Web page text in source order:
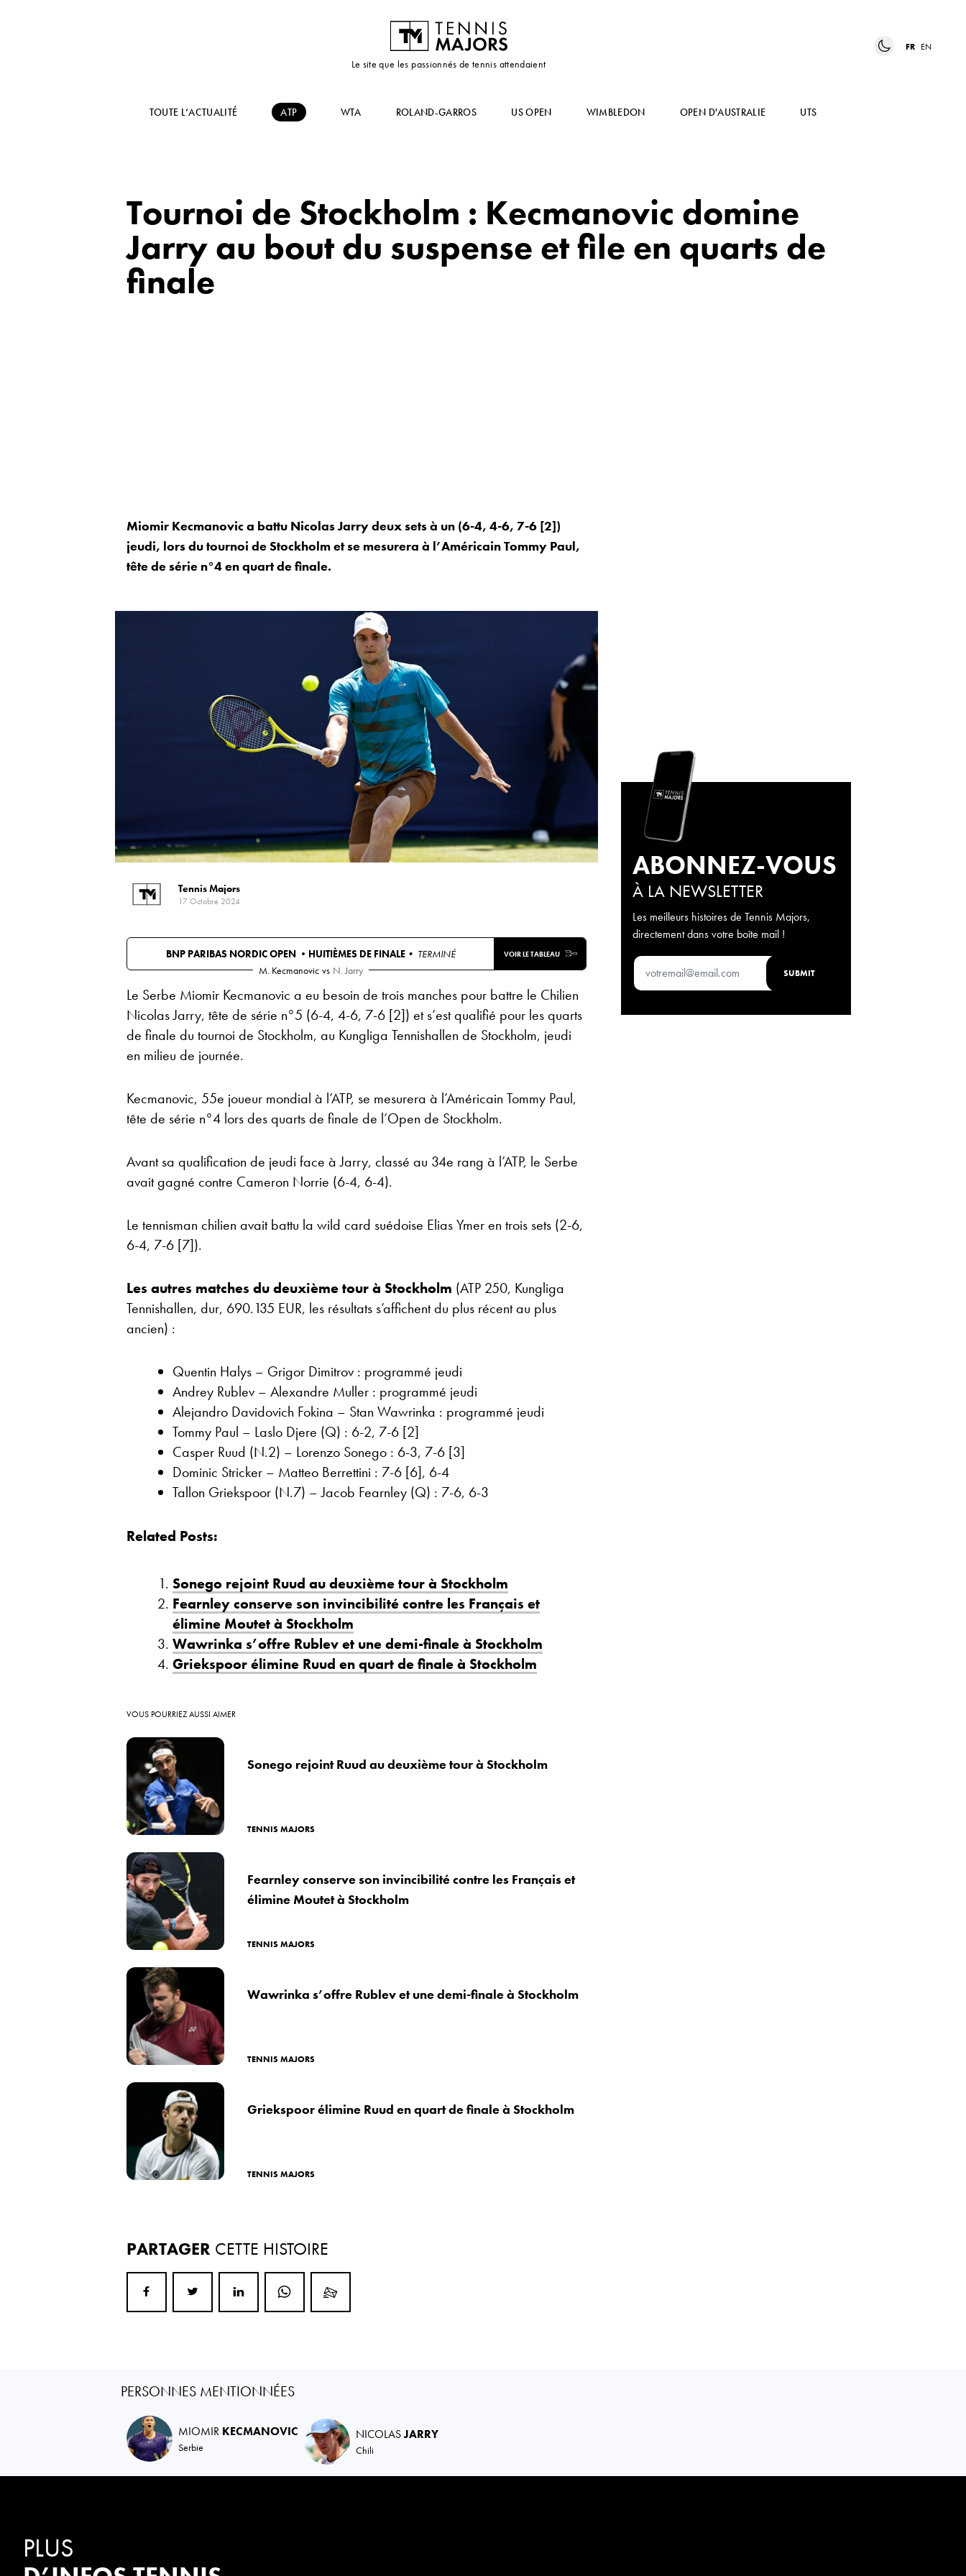
Le site que les passionnés de tennis attendaient
FR EN
TOUTE L’ACTUALITÉ ATP WTA ROLAND-GARROS US OPEN WIMBLEDON OPEN D'AUSTRALIE UTS
Tournoi de Stockholm : Kecmanovic domine
Jarry au bout du suspense et file en quarts de
finale
Miomir Kecmanovic a battu Nicolas Jarry deux sets à un (6-4, 4-6, 7-6 [2])
jeudi, lors du tournoi de Stockholm et se mesurera à l’Américain Tommy Paul,
tête de série n°4 en quart de finale.
Tennis Majors
17 Octobre 2024
BNP PARIBAS NORDIC OPEN • HUITIÈMES DE FINALE• TERMINÉ VOIR LE TABLEAU
M. Kecmanovic vs N. Jarry
Le Serbe Miomir Kecmanovic a eu besoin de trois manches pour battre le Chilien
Nicolas Jarry, tête de série n°5 (6-4, 4-6, 7-6 [2]) et s’est qualifié pour les quarts
de finale du tournoi de Stockholm, au Kungliga Tennishallen de Stockholm, jeudi
en milieu de journée.
Kecmanovic, 55e joueur mondial à l’ATP, se mesurera à l’Américain Tommy Paul,
tête de série n°4 lors des quarts de finale de l’Open de Stockholm.
Avant sa qualification de jeudi face à Jarry, classé au 34e rang à l’ATP, le Serbe
avait gagné contre Cameron Norrie (6-4, 6-4).
Le tennisman chilien avait battu la wild card suédoise Elias Ymer en trois sets (2-6,
6-4, 7-6 [7]).
Les autres matches du deuxième tour à Stockholm (ATP 250, Kungliga
Tennishallen, dur, 690.135 EUR, les résultats s’affichent du plus récent au plus
ancien) :
Quentin Halys – Grigor Dimitrov : programmé jeudi
Andrey Rublev – Alexandre Muller : programmé jeudi
Alejandro Davidovich Fokina – Stan Wawrinka : programmé jeudi
Tommy Paul – Laslo Djere (Q) : 6-2, 7-6 [2]
Casper Ruud (N.2) – Lorenzo Sonego : 6-3, 7-6 [3]
Dominic Stricker – Matteo Berrettini : 7-6 [6], 6-4
Tallon Griekspoor (N.7) – Jacob Fearnley (Q) : 7-6, 6-3
Related Posts:
Sonego rejoint Ruud au deuxième tour à Stockholm
Fearnley conserve son invincibilité contre les Français et
élimine Moutet à Stockholm
Wawrinka s’offre Rublev et une demi-finale à Stockholm
Griekspoor élimine Ruud en quart de finale à Stockholm
VOUS POURRIEZ AUSSI AIMER
Sonego rejoint Ruud au deuxième tour à Stockholm
TENNIS MAJORS
Fearnley conserve son invincibilité contre les Français et
élimine Moutet à Stockholm
TENNIS MAJORS
Wawrinka s’offre Rublev et une demi-finale à Stockholm
TENNIS MAJORS
Griekspoor élimine Ruud en quart de finale à Stockholm
TENNIS MAJORS
PARTAGER CETTE HISTOIRE
ABONNEZ-VOUS
À LA NEWSLETTER
Les meilleurs histoires de Tennis Majors,
directement dans votre boîte mail !
PERSONNES MENTIONNÉES
MIOMIR KECMANOVIC
Serbie
NICOLASJARRY
Chili
PLUS